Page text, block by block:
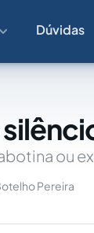
Dúvidas
ou
Pereira